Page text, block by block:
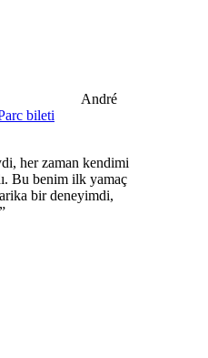
André
bileti
her zaman kendimi
Bu benim ilk yamaç
bir deneyimdi,